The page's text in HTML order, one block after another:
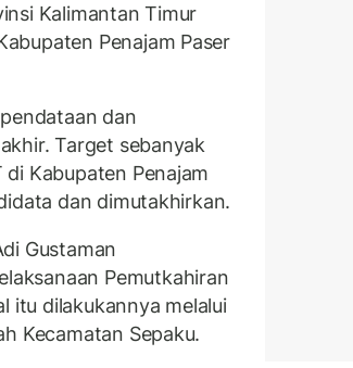
Kalimantan Timur
Penajam Paser
dan
Target sebanyak
Kabupaten Penajam
dan dimutakhirkan.
Gustaman
Pemutkahiran
itu dilakukannya melalui
Kecamatan Sepaku.